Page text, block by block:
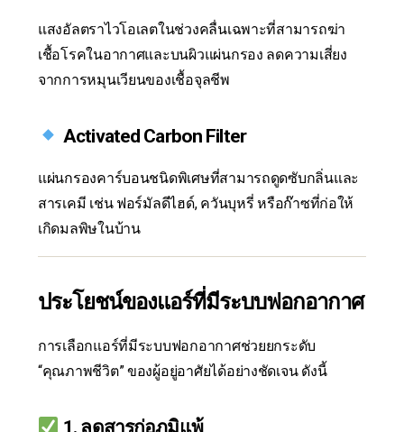
แสงอัลตราไวโอเลตในช่วงคลื่นเฉพาะที่สามารถฆ่า
เชื้อโรคในอากาศและบนผิวแผ่นกรอง ลดความเสี่ยง
จากการหมุนเวียนของเชื้อจุลชีพ
Activated Carbon Filter
แผ่นกรองคาร์บอนชนิดพิเศษที่สามารถดูดซับกลิ่นและ
สารเคมี เช่น ฟอร์มัลดีไฮด์, ควันบุหรี่ หรือก๊าซที่ก่อให้
เกิดมลพิษในบ้าน
ประโยชน์ของแอร์ที่มีระบบฟอกอากาศ
การเลือกแอร์ที่มีระบบฟอกอากาศช่วยยกระดับ
“คุณภาพชีวิต” ของผู้อยู่อาศัยได้อย่างชัดเจน ดังนี้
1. ลดสารก่อภูมิแพ้